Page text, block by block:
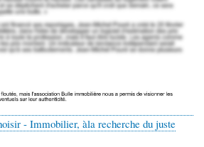
- Immobilier, àla recherche du juste